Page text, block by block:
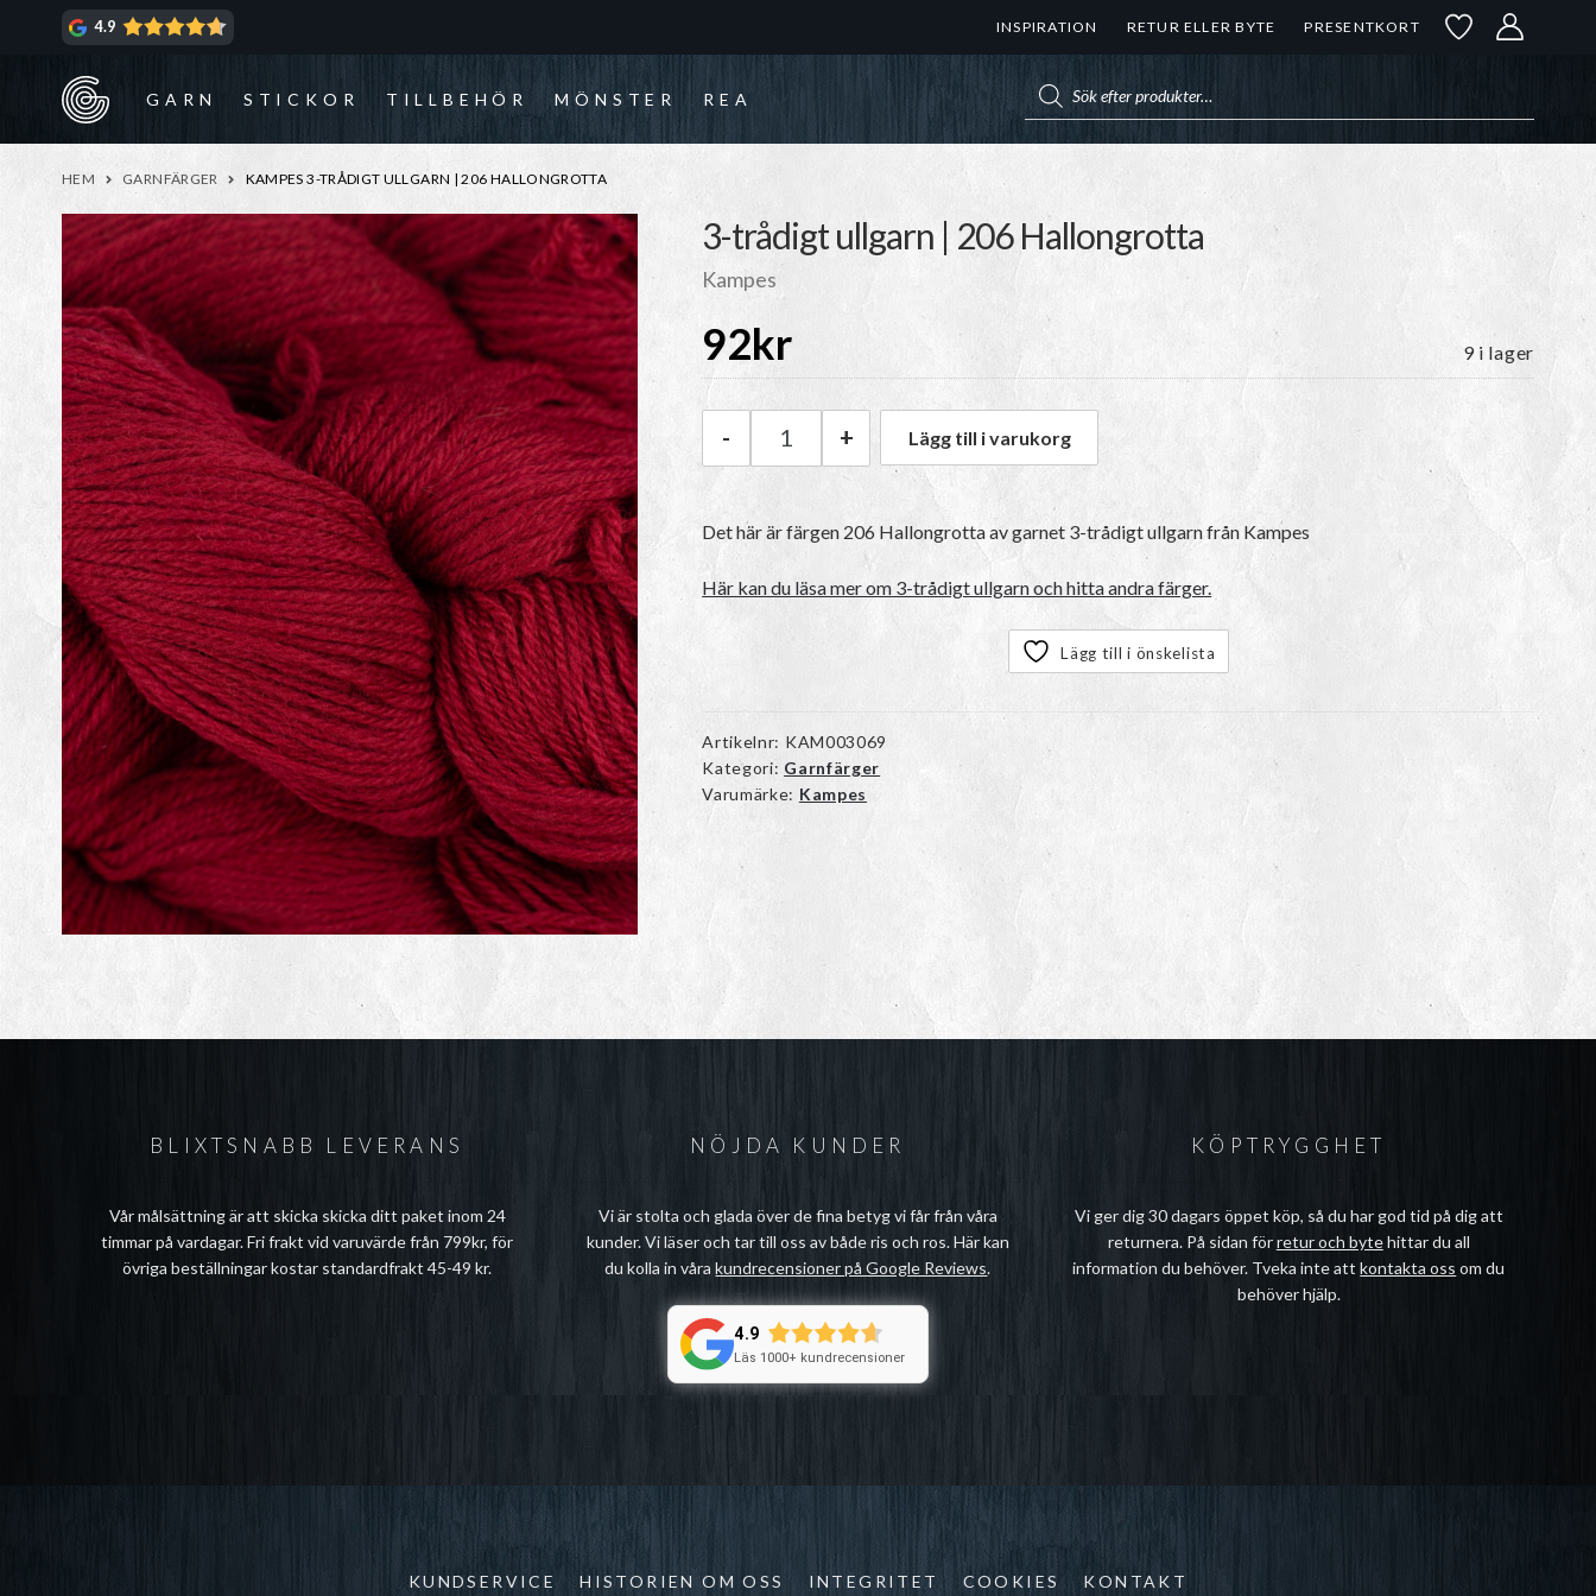
4.9 INSPIRATION RETUR ELLER BYTE PRESENTKORT
GARN STICKOR TILLBEHÖR MÖNSTER REA
HEM GARNFÄRGER KAMPES 3-TRÅDIGT ULLGARN | 206 HALLONGROTTA
3-trådigt ullgarn | 206 Hallongrotta
Kampes
92kr 9 i lager
Kampes 3-trådigt ullgarn | 206 Hallongrotta mängd
- + Lägg till i varukorg
Det här är färgen 206 Hallongrotta av garnet 3-trådigt ullgarnfrån Kampes
Här kan du läsa mer om 3-trådigt ullgarn och hitta andra färger.
Lägg till i önskelista
Artikelnr: KAM003069
Kategori: Garnfärger
Varumärke: Kampes
BLIXTSNABB LEVERANS
Vår målsättning är att skicka skicka ditt paket inom 24
timmar på vardagar. Fri frakt vid varuvärde från 799kr, för
övriga beställningar kostar standardfrakt 45-49 kr.
NÖJDA KUNDER
Vi är stolta och glada över de fina betyg vi får från våra
kunder. Vi läser och tar till oss av både ris och ros. Här kan
du kolla in vårakundrecensioner på Google Reviews.
4.9
Läs 1000+ kundrecensioner
KÖPTRYGGHET
Vi ger dig 30 dagars öppet köp, så du har god tid på dig att
returnera. På sidan förretur och bytehittar du all
information du behöver. Tveka inte attkontakta oss om du
behöver hjälp.
KUNDSERVICE HISTORIEN OM OSS INTEGRITET COOKIES KONTAKT